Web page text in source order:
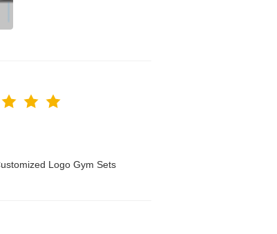
Logo Gym Sets